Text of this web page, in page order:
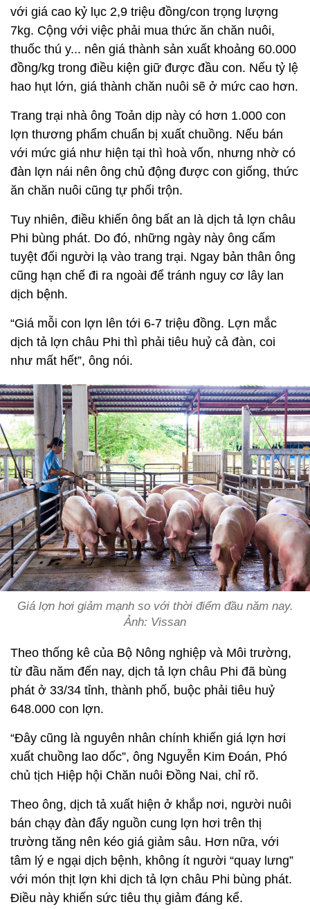
với giá cao kỷ lục 2,9 triệu đồng/con trọng lượng
7kg. Cộng với việc phải mua thức ăn chăn nuôi,
thuốc thú y... nên giá thành sản xuất khoảng 60.000
đồng/kg trong điều kiện giữ được đầu con. Nếu tỷ lệ
hao hụt lớn, giá thành chăn nuôi sẽ ở mức cao hơn.
Trang trại nhà ông Toản dịp này có hơn 1.000 con
lợn thương phẩm chuẩn bị xuất chuồng. Nếu bán
với mức giá như hiện tại thì hoà vốn, nhưng nhờ có
đàn lợn nái nên ông chủ động được con giống, thức
ăn chăn nuôi cũng tự phối trộn.
Tuy nhiên, điều khiến ông bất an là dịch tả lợn châu
Phi bùng phát. Do đó, những ngày này ông cấm
tuyệt đối người lạ vào trang trại. Ngay bản thân ông
cũng hạn chế đi ra ngoài để tránh nguy cơ lây lan
dịch bệnh.
“Giá mỗi con lợn lên tới 6-7 triệu đồng. Lợn mắc
dịch tả lợn châu Phi thì phải tiêu huỷ cả đàn, coi
như mất hết”, ông nói.
Giá lợn hơi giảm mạnh so với thời điểm đầu năm nay.
Ảnh: Vissan
Theo thống kê của Bộ Nông nghiệp và Môi trường,
từ đầu năm đến nay, dịch tả lợn châu Phi đã bùng
phát ở 33/34 tỉnh, thành phố, buộc phải tiêu huỷ
648.000 con lợn.
“Đây cũng là nguyên nhân chính khiến giá lợn hơi
xuất chuồng lao dốc”, ông Nguyễn Kim Đoán, Phó
chủ tịch Hiệp hội Chăn nuôi Đồng Nai, chỉ rõ.
Theo ông, dịch tả xuất hiện ở khắp nơi, người nuôi
bán chạy đàn đẩy nguồn cung lợn hơi trên thị
trường tăng nên kéo giá giảm sâu. Hơn nữa, với
tâm lý e ngại dịch bệnh, không ít người “quay lưng”
với món thịt lợn khi dịch tả lợn châu Phi bùng phát.
Điều này khiến sức tiêu thụ giảm đáng kể.